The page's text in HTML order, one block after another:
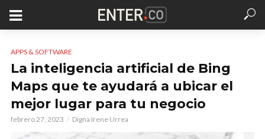
APPS & SOFTWARE
La inteligencia artificial de Bing
Maps que te ayudará a ubicar el
mejor lugar para tu negocio
febrero 27, 2023 Digna Irene Urrea